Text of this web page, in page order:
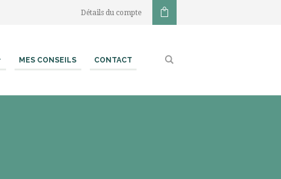
Détails du compte
MES CONSEILS CONTACT